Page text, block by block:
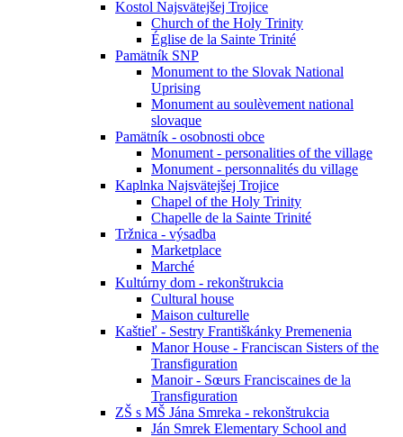
Kostol Najsvätejšej Trojice
Church of the Holy Trinity
Église de la Sainte Trinité
Pamätník SNP
Monument to the Slovak National
Uprising
Monument au soulèvement national
slovaque
Pamätník - osobnosti obce
Monument - personalities of the village
Monument - personnalités du village
Kaplnka Najsvätejšej Trojice
Chapel of the Holy Trinity
Chapelle de la Sainte Trinité
Tržnica - výsadba
Marketplace
Marché
Kultúrny dom - rekonštrukcia
Cultural house
Maison culturelle
Kaštieľ - Sestry Františkánky Premenenia
Manor House - Franciscan Sisters of the
Transfiguration
Manoir - Sœurs Franciscaines de la
Transfiguration
ZŠ s MŠ Jána Smreka - rekonštrukcia
Ján Smrek Elementary School and